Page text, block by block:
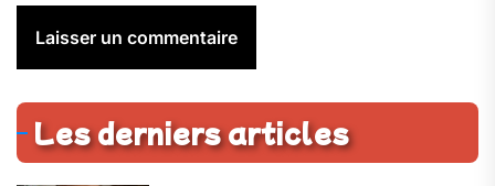
Les derniers articles